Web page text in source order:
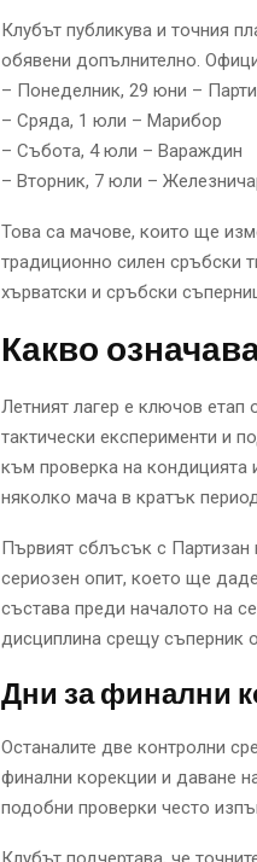
Клубът публикува и точния
обявени допълнително.
– Понеделник, 29 юни –
– Сряда, 1 юли – Марибор
– Събота, 4 юли – Вараждин
– Вторник, 7 юли –
Това са мачове, които ще
традиционно силен сръбски
хърватски и сръбски
Какво
Летният лагер е ключов етап
тактически експерименти и
към проверка на кондицията
няколко мача в кратък
Първият сблъсък с
сериозен опит, което ще
състава преди началото на
дисциплина срещу съперник
Дни за финални
Останалите две контролни
финални корекции и даване
подобни проверки често